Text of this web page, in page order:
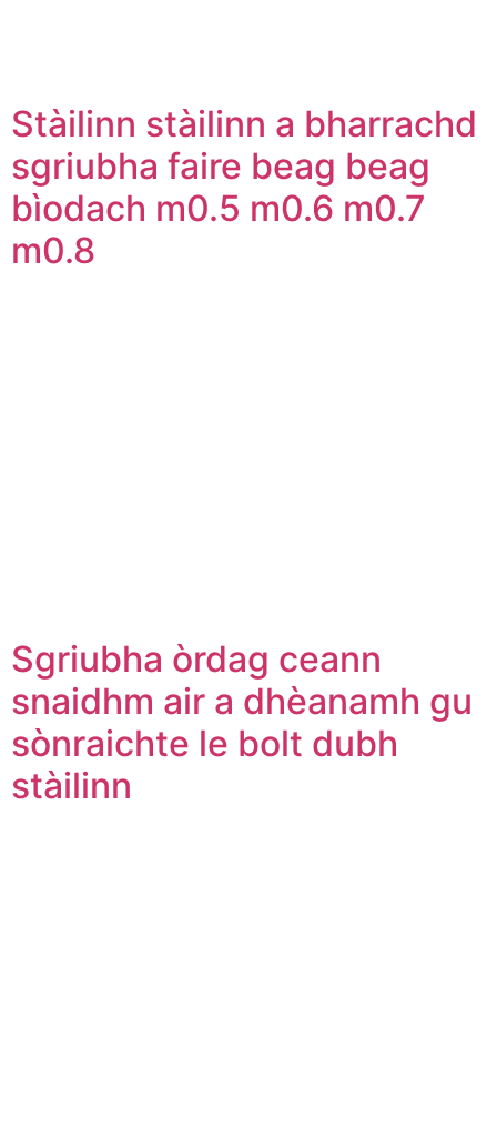
Stàilinn stàilinn a bharrachd
sgriubha faire beag beag
bìodach m0.5 m0.6 m0.7
m0.8
Sgriubha òrdag ceann
snaidhm air a dhèanamh gu
sònraichte le bolt dubh
stàilinn